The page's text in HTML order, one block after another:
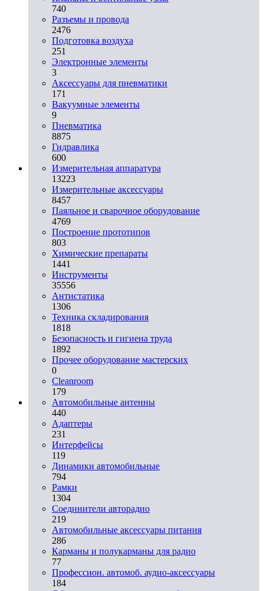
740
Разъемы и провода
2476
Подготовка воздуха
251
Электронные элементы
3
Аксессуары для пневматики
171
Вакуумные элементы
9
Пневматика
8875
Гидравлика
600
Измерительная аппаратура
13223
Измерительные аксессуары
8457
Паяльное и сварочное оборудование
4769
Построение прототипов
803
Химические препараты
1441
Инструменты
35556
Aнтистатика
1306
Техника складирования
1818
Безопасность и гигиена труда
1892
Прочее оборудование мастерских
0
Cleanroom
179
Автомобильные антенны
440
Адаптеры
231
Интерфейсы
119
Динамики автомобильные
794
Рамки
1304
Соединители авторадио
219
Автомобильные аксессуары питания
286
Карманы и полукарманы для радио
77
Профессион. автомоб. аудио-аксессуары
184